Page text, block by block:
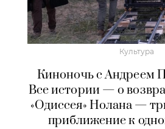
Культура
Киноночь с Андреем
Все истории — о
«Одиссея» Нолана —
приближение к